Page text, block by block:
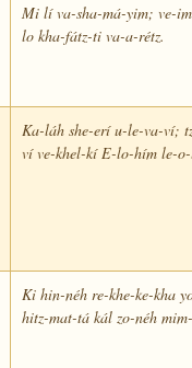
Mi lí va-sha-má-yim; ve-
lo kha-fátz-ti va-a-rétz.
Ka-láh she-erí u-le-va-ví;
ví ve-khel-kí E-lo-hím le-
Ki hin-néh re-khe-ke-kha
hitz-mat-tá kál zo-néh